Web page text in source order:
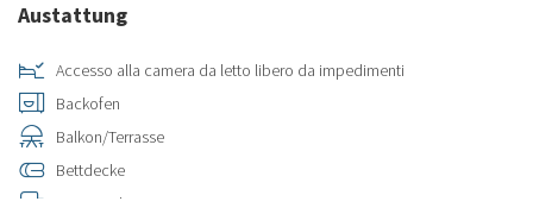
Austattung
Accesso alla camera da letto libero da impedimenti
Backofen
Balkon/Terrasse
Bettdecke
Bettwäsche